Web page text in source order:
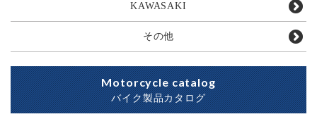
KAWASAKI
その他
Motorcycle catalog
バイク製品カタログ